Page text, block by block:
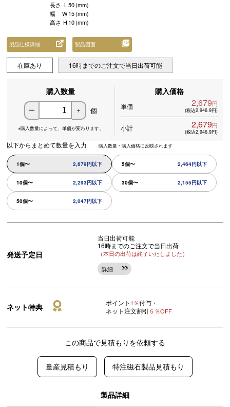
長さ L 50(mm)
幅
W15(mm)
高さ H 10(mm)
製品仕様詳細 製品図面
在庫あり 16時までのご注文で当日出荷可能
購入数量
ー ＋ 個
※購入数量によって、 単価が変わります。
購入価格
単価 2,679円
(税込2,946.9円)
小計 2,679円
(税込2,946.9円)
以下からまとめて数量を入力 購入数量・購入価格に反映されます
1個〜 2,679円以下 5個〜 2,464円以下
10個〜 2,293円以下 30個〜 2,155円以下
50個〜 2,047円以下
発送予定日
当日出荷可能
16時までのご注文で当日出荷
（本日の出荷は終了いたしました）
詳細
ネット特典 ポイント 1％付与・
ネット注文割引 ５％OFF
この商品で見積もりを依頼する
量産見積もり 特注磁石製品見積もり
製品詳細